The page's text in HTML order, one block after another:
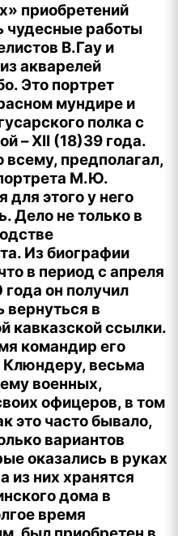
приобретений
чудесные работы
В.Гау и
акварелей
Это портрет
мундире и
полка с
– XII (18)39 года.
предполагал,
М.Ю.
этого у него
Дело не только в
Из биографии
в период с апреля
он получил
в
кавказской ссылки.
командир его
Клюндеру, весьма
военных,
офицеров, в том
это часто бывало,
вариантов
оказались в руках
из них хранятся
дома в
время